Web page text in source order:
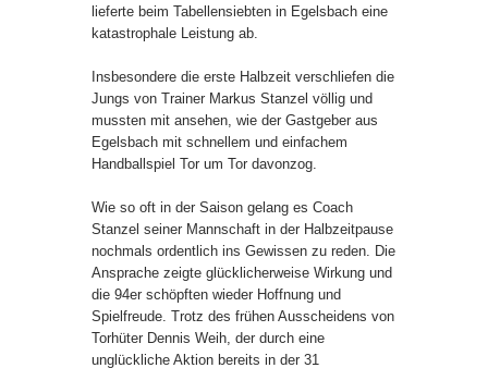
lieferte beim Tabellensiebten in Egelsbach eine
katastrophale Leistung ab.
Insbesondere die erste Halbzeit verschliefen die
Jungs von Trainer Markus Stanzel völlig und
mussten mit ansehen, wie der Gastgeber aus
Egelsbach mit schnellem und einfachem
Handballspiel Tor um Tor davonzog.
Wie so oft in der Saison gelang es Coach
Stanzel seiner Mannschaft in der Halbzeitpause
nochmals ordentlich ins Gewissen zu reden. Die
Ansprache zeigte glücklicherweise Wirkung und
die 94er schöpften wieder Hoffnung und
Spielfreude. Trotz des frühen Ausscheidens von
Torhüter Dennis Weih, der durch eine
unglückliche Aktion bereits in der 31